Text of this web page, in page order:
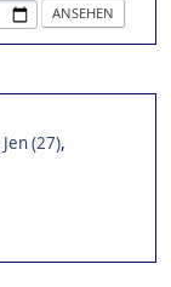
Jen (27),